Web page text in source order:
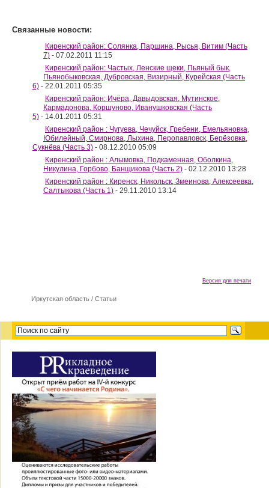
Связанные новости:
Киренский район: Солянка, Паршина, Рысья, Витим (Часть
7) - 07.02.2011 11:15
Киренский район: Частых, Ленские щеки, Пьяный бык,
Пьянобыковская, Дубровская, Визирный, Курейская (Часть
6) - 22.01.2011 05:35
Киренский район: Ичёра, Давыдовская, Мутинское,
Кармадонова, Коршуново, Иванушковская (Часть
5) - 14.01.2011 05:31
Киренский район : Чугуева, Чечуйск, Гребени, Емельяновка,
Юбилейный, Смирнова, Лыхина, Перопавловск, Берёзовка,
Сукнёва (Часть 3) - 08.12.2010 05:09
Киренский район : Алымовка, Подкаменная, Оболкина,
Никулина, Горбово, Банщикова (Часть 2) - 02.12.2010 13:28
Киренский район : Киренск, Никольск, Змеинова, Алексеевка,
Салтыкова (Часть 1) - 29.11.2010 13:14
Версия для печати
Иркутская область / Cтатьи